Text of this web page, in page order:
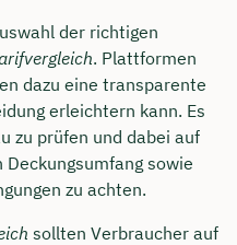
der richtigen
. Plattformen
dazu eine transparente
erleichtern kann. Es
zu prüfen und dabei auf
sowie
zu achten.
sollten Verbraucher auf